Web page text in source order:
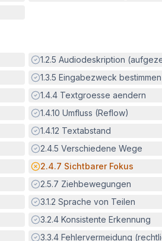
Erfüllt:
1.2.5 Audiodeskription
Erfüllt:
1.3.5 Eingabezweck bestimmen
Erfüllt:
1.4.4 Textgroesse aendern
Erfüllt:
1.4.10 Umfluss (Reflow)
Erfüllt:
1.4.12 Textabstand
Erfüllt:
2.4.5 Verschiedene Wege
Potenzielle Barriere:
2.4.7 Sichtbarer Fokus
Erfüllt:
2.5.7 Ziehbewegungen
Erfüllt:
3.1.2 Sprache von Teilen
Erfüllt:
3.2.4 Konsistente Erkennung
Erfüllt:
3.3.4 Fehlervermeidung